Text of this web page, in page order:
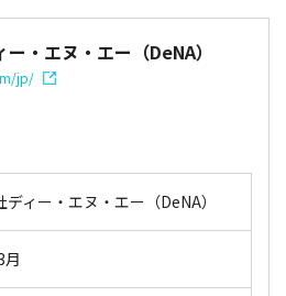
・エヌ・エー（DeNA）
jp/
ディー・エヌ・エー（DeNA）
月